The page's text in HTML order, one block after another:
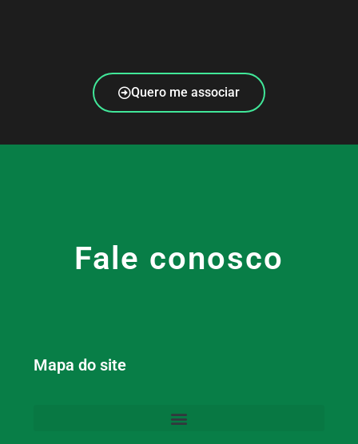
Quero me associar
Fale conosco
Mapa do site